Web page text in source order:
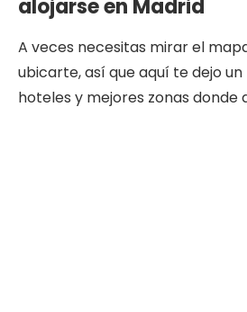
alojarse en Madrid
A veces necesitas mirar el
ubicarte, así que aquí te dejo
hoteles y mejores zonas donde